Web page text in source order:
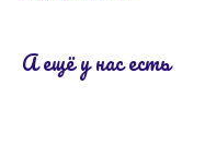
А ещё у нас есть